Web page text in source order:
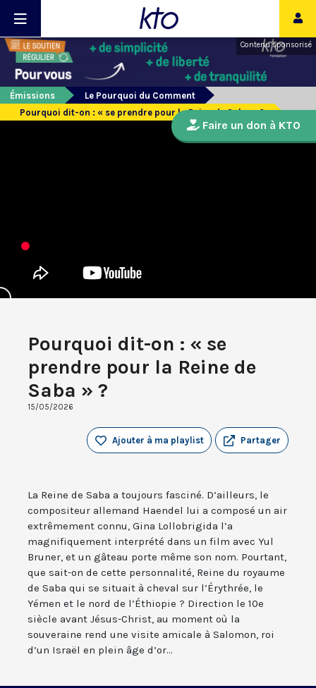
Contenu sponsorisé
Émissions
Le Pourquoi du Comment
Pourquoi dit-on : « se prendre pour la Reine de Saba » ?
Pourquoi dit-on : « se
prendre pour la Reine de
Saba » ?
15/05/2026
Partager
Ajouter à ma playlist
La Reine de Saba a toujours fasciné. D’ailleurs, le
compositeur allemand Haendel lui a composé un air
extrêmement connu, Gina Lollobrigida l’a
magnifiquement interprété dans un film avec Yul
Bruner, et un gâteau porte même son nom. Pourtant,
que sait-on de cette personnalité, Reine du royaume
de Saba qui se situait à cheval sur l’Érythrée, le
Yémen et le nord de l’Éthiopie ? Direction le 10e
siècle avant Jésus-Christ, au moment où la
souveraine rend une visite amicale à Salomon, roi
d’un Israël en plein âge d’or...
Faire un don à KTO